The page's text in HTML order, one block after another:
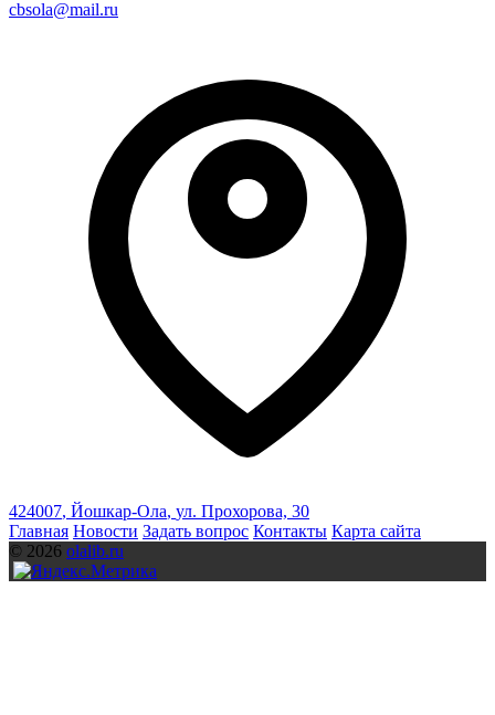
cbsola@mail.ru
424007, Йошкар-Ола, ул. Прохорова, 30
Главная Новости Задать вопрос Контакты Карта сайта
© 2026 olalib.ru